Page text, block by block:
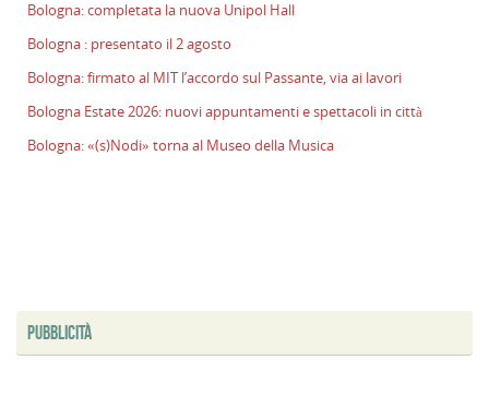
Bologna: completata la nuova Unipol Hall
Bologna : presentato il 2 agosto
Bologna: firmato al MIT l’accordo sul Passante, via ai lavori
Bologna Estate 2026: nuovi appuntamenti e spettacoli in città
Bologna: «(s)Nodi» torna al Museo della Musica
PUBBLICITÀ